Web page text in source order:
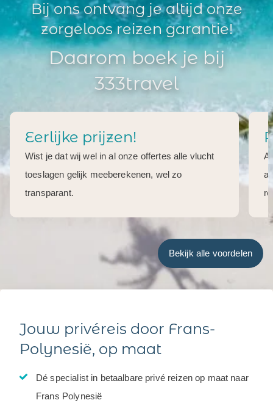
Bij ons ontvang je altijd onze
zorgeloos reizen garantie!
Daarom boek je bij
333travel
Eerlijke prijzen!
Wist je dat wij wel in al onze offertes alle vlucht
toeslagen gelijk meeberekenen, wel zo
transparant.
Bekijk alle voordelen
Jouw privéreis door Frans-
Polynesië, op maat
Dé specialist in betaalbare privé reizen op maat naar
Frans Polynesië